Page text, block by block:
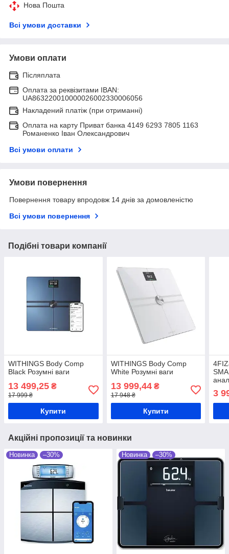
Нова Пошта
Всі умови доставки
Умови оплати
Післяплата
Оплата за реквізитами IBAN:
UA863220010000026002330006056
Накладений платіж (при отриманні)
Оплата на карту Приват банка 4149 6293 7805 1163
Романенко Іван Олександрович
Всі умови оплати
Умови повернення
Повернення товару впродовж 14 днів за домовленістю
Всі умови повернення
Подібні товари компанії
WITHINGS Body Comp
Black Розумні ваги
13 499,25 ₴
17 999 ₴
Купити
WITHINGS Body Comp
White Розумні ваги
13 999,44₴
17 948 ₴
Купити
3
Акційні пропозиції та новинки
Новинка –30% Новинка –30%